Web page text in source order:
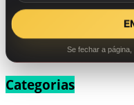
Se fechar a página,
Categorias